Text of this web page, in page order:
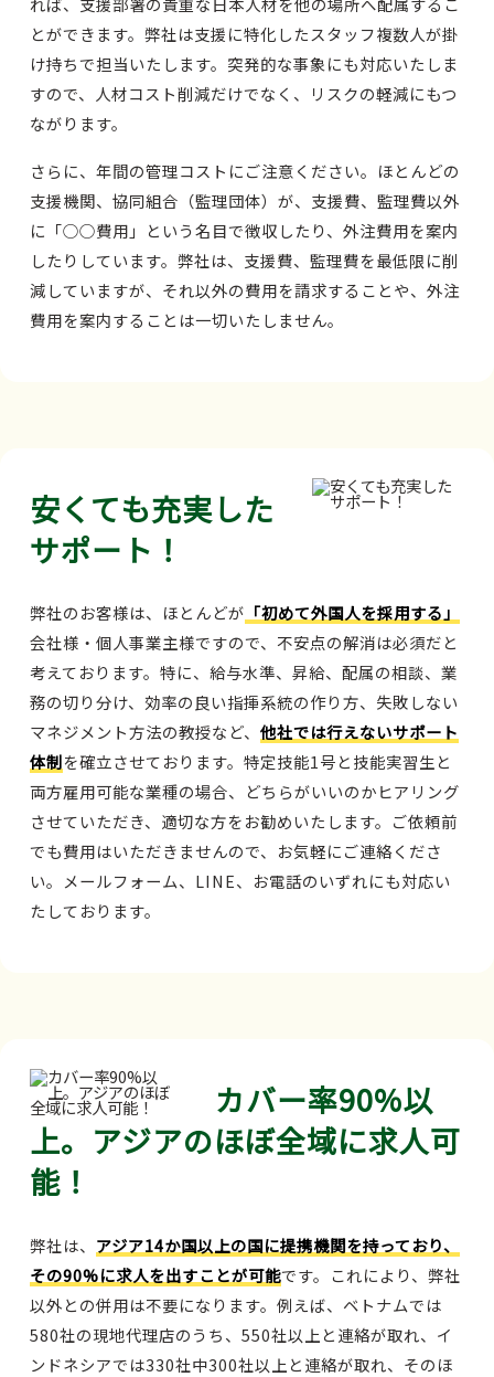
とができます。弊社は支援に特化したスタッフ複数人が掛
け持ちで担当いたします。突発的な事象にも対応いたしま
すので、人材コスト削減だけでなく、リスクの軽減にもつ
ながります。
さらに、年間の管理コストにご注意ください。ほとんどの
支援機関、協同組合（監理団体）が、支援費、監理費以外
に「○○費用」という名目で徴収したり、外注費用を案内
したりしています。弊社は、支援費、監理費を最低限に削
減していますが、それ以外の費用を請求することや、外注
費用を案内することは一切いたしません。
安くても充実した
サポート！
弊社のお客様は、ほとんどが 「初めて外国人を採用する」
会社様・個人事業主様ですので、不安点の解消は必須だと
考えております。特に、給与水準、昇給、配属の相談、業
務の切り分け、効率の良い指揮系統の作り方、失敗しない
マネジメント方法の教授など、 他社では行えないサポート
体制を確立させております。特定技能1号と技能実習生と
両方雇用可能な業種の場合、どちらがいいのかヒアリング
させていただき、適切な方をお勧めいたします。ご依頼前
でも費用はいただきませんので、お気軽にご連絡くださ
い。メールフォーム、LINE、お電話のいずれにも対応い
たしております。
カバー率90%以
上。アジアのほぼ全域に求人可
能！
弊社は、 アジア14か国以上の国に提携機関を持っており、
その90%に求人を出すことが可能です。これにより、弊社
以外との併用は不要になります。例えば、ベトナムでは
580社の現地代理店のうち、550社以上と連絡が取れ、イ
ンドネシアでは330社中300社以上と連絡が取れ、そのほ